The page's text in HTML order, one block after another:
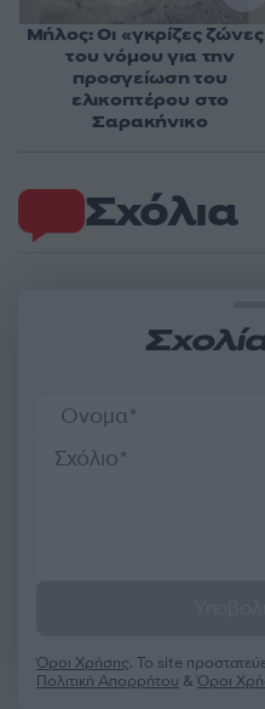
Σχόλια
Όροι Χρήσης. Το site
Πολιτική Απορρήτου &Όροι
Μήλος: Οι «γκρίζες
του νόμου για την
προσγείωση του
ελικοπτέρου στο
Σαρακήνικο